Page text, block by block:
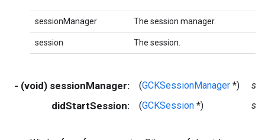
sessionManager The session manager.
session The session.
- (void) sessionManager: (GCKSessionManager *)
didStartSession: (GCKSession *)